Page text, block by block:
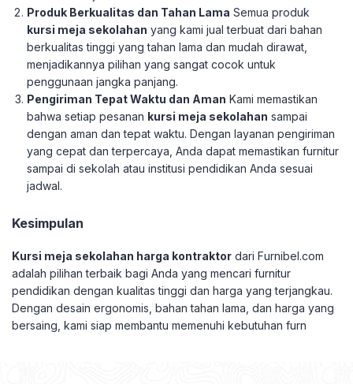
Produk Berkualitas dan Tahan Lama Semua produk
kursi meja sekolahan yang kami jual terbuat dari bahan
berkualitas tinggi yang tahan lama dan mudah dirawat,
menjadikannya pilihan yang sangat cocok untuk
penggunaan jangka panjang.
Pengiriman Tepat Waktu dan Aman Kami memastikan
bahwa setiap pesanan kursi meja sekolahan sampai
dengan aman dan tepat waktu. Dengan layanan pengiriman
yang cepat dan terpercaya, Anda dapat memastikan furnitur
sampai di sekolah atau institusi pendidikan Anda sesuai
jadwal.
Kesimpulan
Kursi meja sekolahan harga kontraktor dari Furnibel.com
adalah pilihan terbaik bagi Anda yang mencari furnitur
pendidikan dengan kualitas tinggi dan harga yang terjangkau.
Dengan desain ergonomis, bahan tahan lama, dan harga yang
bersaing, kami siap membantu memenuhi kebutuhan furn